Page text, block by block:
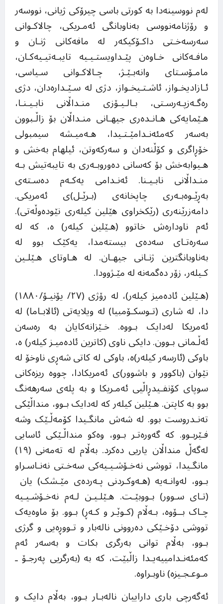
لەم نووسینەدا بە کورتی باسی چیرۆکی ژیانی، نووسەر
و رۆژنامەنووسی بەناوبانگی ئەمـریکی، چالاکـوانی
سەرسەخـتی داکـۆکیکەر لە مافەکانی ژنـان و
مافـەکانی خـاوەن پێـداویستـیـیە تایبـەتیـیەکـان،
مامـۆسـتای وانەبـێـژ، چـالاکـوانی سـیاسی،
ئـازادیخـواز، ئاشـتـیخـواز، دژی لە سـێـدارەدان، دژی
رەگـەزپـەرسـتی، بـالـیـۆزی منـداڵانی نابـیـنـا،
هـێمایەکی هـانـدەری جیهـانی منـداڵان بۆ زاڵـبوون
بەسەر کەمئەنـدامێـتـیدا، هـەمیـشە سیمبولی
خۆڕاگری و کۆڵنەدان و سەرکەوتن، ئیلهام بەخش و
هـیوابەخش بۆ کەسانی دەوروبـەری بە تایبەتیش بـە
منـداڵانی نابـیـنا. ئەنـدامی یەکـەم دەسـتەی
بەڕێـوەبـەری چاپخانەی (بـرێـل)ی ئەمریکی.
دامەزرێنەری (رێکخراوی هێلین کیلەری نێودەوڵەتی).
ئەم ناودارەش خاتوو (هـێلین کیلەر) ە، کە لە
سەرەتـای سەدەی بیستەمدا، یەکێک بوو لە
بەناوبانگترین ژنـانی جیهـان. لە هـاوتای هـێلـین
کـیلەر، زۆر دەگمەنە لە مێـژوودا.
(هـێلین ئادەمیز کیلەر)، لە رۆژی (٢٧/ یۆنیـۆ/١٨٨٠)
دا، لە شاری (تـوسکـۆمبیا) لە ویلایەتی (ئالابـاما) لە
ئەمریکا لەدایک بـووە. خـێزانەکایان بە رەسەن
ئەڵـمانی بـوون. دایکی ناوی (کاترین ئادەمیـز کیلەر) ە،
باوکی (ئارسەر کیلەر)ە، باوکی لە کاتی شەڕی ناوخۆ لە
نێوان (باکوور و باشوور)ی ئەمریکادا، چووە ریزەکانی
سوپای كۆنفـیدڕاڵیی ئەمـریکا و بە پلەی سەرهەنگ
بوو بە کاپتن. هـێلین کیلەر کە لەدایک بـوو، منداڵێکی
تەنـدروست بوو. لە شەش مانگـیدا کۆمەڵـێک وشە
فـێربـوو. کە گەورەتـر بـوو، وەکو منداڵـێکی ئاسایی
لەگەڵ منداڵان یاریی دەکرد. بەڵام لە تەمەنی (١٩)
مانگـیدا، تووشی نەخـۆشـیـیەکی سەخـتی نەنـاسـراو
بـوو، لەوانـەیە (هـەوکـردنی پـەردەی مێـشک) یان
(تـای سـوور) بـووبێـت. هـێلـیـن لـەم نەخـۆشـیـیە
چـاک بــۆوە، بـەڵام (کـوێـر و کـەڕ) بـوو. بۆ ماوەیەک
تووشی دۆخـێکی دەروونی نالەبار و تـووڕەیی و گرژی
بـوو، بەڵام توانی بەرگری بکات و بەسەر ئەم
کەمئەنـدامییەیـدا زاڵبێت، کە بە (بەرگریی پەرجـۆ ـ
مـوعـجـیزە) ناوبـراوە.
ئەگەرچی باری داراییان نالەبـار بـوو، بەڵام دایک و